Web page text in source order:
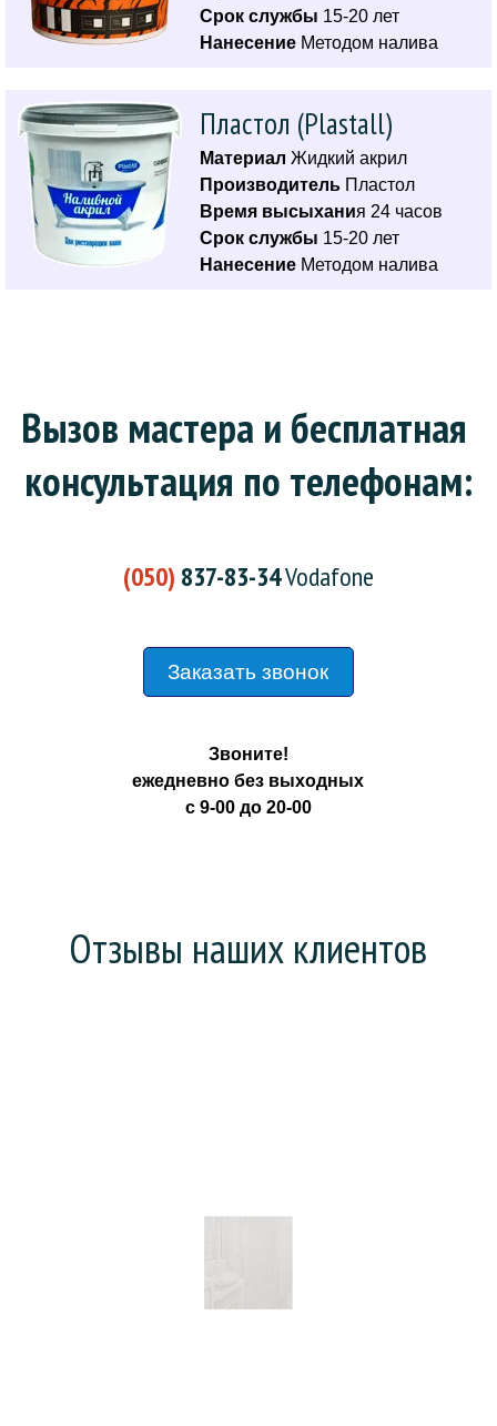
Срок службы 15-20 лет
Нанесение Методом налива
Пластол (Plastall)
Материал Жидкий акрил
Производитель Пластол
Время высыхания 24 часов
Срок службы 15-20 лет
Нанесение Методом налива
Вызов мастера и бесплатная
консультация по телефонам:
(050) 837-83-34Vodafone
Заказать звонок
Звоните!
ежедневно без выходных
с 9-00 до 20-00
Отзывы наших клиентов
Хотел поменять ванну (она у нас еще советская),